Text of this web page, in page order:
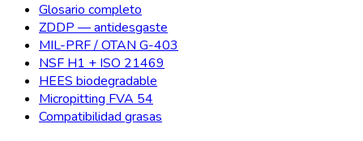
Glosario completo
ZDDP — antidesgaste
MIL-PRF / OTAN G-403
NSF H1 + ISO 21469
HEES biodegradable
Micropitting FVA 54
Compatibilidad grasas